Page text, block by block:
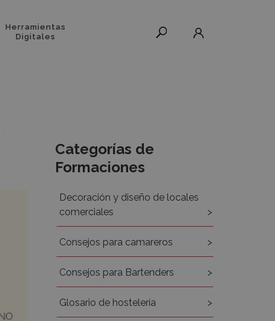
Herramientas
Digitales
Recursos
Categorías de
Formaciones
Decoración y diseño de locales
comerciales
Consejos para camareros
Consejos para Bartenders
Glosario de hostelería